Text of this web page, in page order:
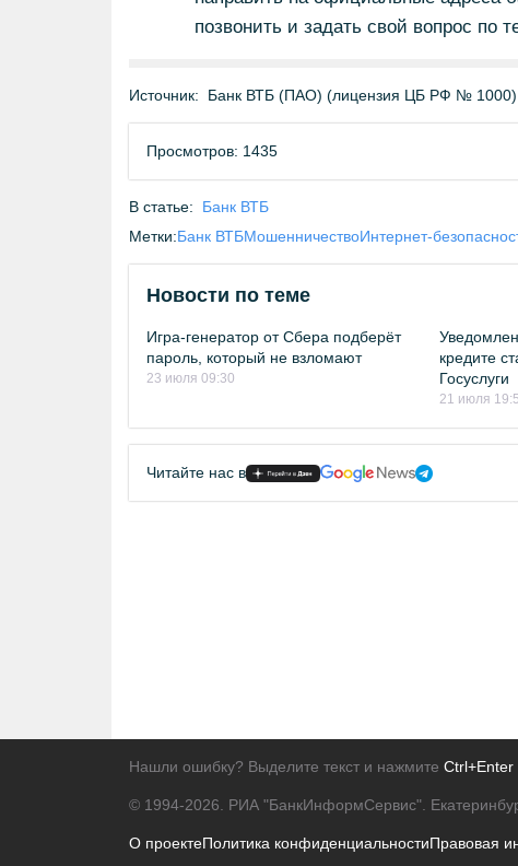
позвонить и задать свой вопрос по
Источник: Банк ВТБ (ПАО) (лицензия ЦБ РФ № 1000)
Просмотров: 1435
В статье:
Банк ВТБ
Метки:Банк ВТБМошенничествоИнтернет-
Новости по теме
Игра-генератор от Сбера подберёт
пароль, который не взломают
23 июля 09:30
кредите
Госуслуги
21 июля
Читайте нас в
Нашли ошибку? Выделите текст и нажмите Ctrl+Enter
© 1994-2026. РИА "БанкИнформСервис".
О проектеПолитика конфиденциальностиПравовая